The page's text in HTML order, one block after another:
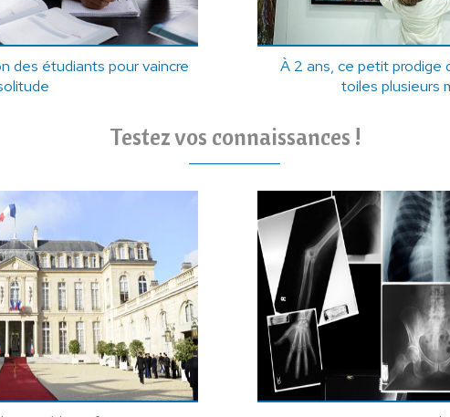
des étudiants pour vaincre
À 2 ans, ce petit prodige
toiles plusieurs
Testez vos connaissances !